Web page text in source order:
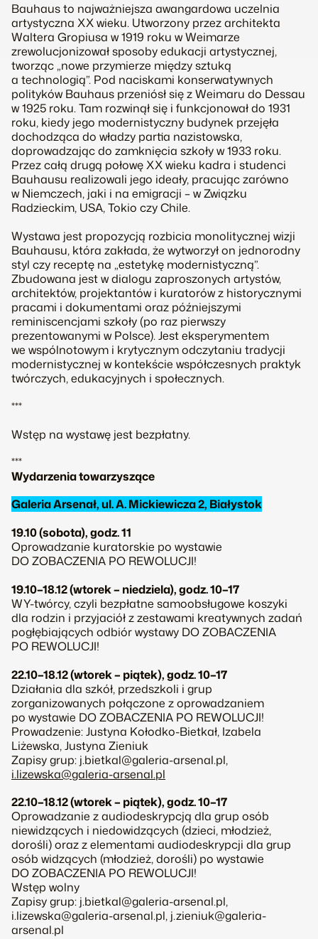
Bauhaus to najważniejsza awangardowa uczelnia
artystyczna XX wieku. Utworzony przez architekta
Waltera Gropiusa w 1919 roku w Weimarze
zrewolucjonizował sposoby edukacji artystycznej,
tworząc „nowe przymierze między sztuką
a technologią”. Pod naciskami konserwatywnych
polityków Bauhaus przeniósł się z Weimaru do Dessau
w 1925 roku. Tam rozwinął się i funkcjonował do 1931
roku, kiedy jego modernistyczny budynek przejęła
dochodząca do władzy partia nazistowska,
doprowadzając do zamknięcia szkoły w 1933 roku.
Przez całą drugą połowę XX wieku kadra i studenci
Bauhausu realizowali jego ideały, pracując zarówno
w Niemczech, jaki i na emigracji – w Związku
Radzieckim, USA, Tokio czy Chile.
Wystawa jest propozycją rozbicia monolitycznej wizji
Bauhausu, która zakłada, że wytworzył on jednorodny
styl czy receptę na „estetykę modernistyczną”.
Zbudowana jest w dialogu zaproszonych artystów,
architektów, projektantów i kuratorów z historycznymi
pracami i dokumentami oraz późniejszymi
reminiscencjami szkoły (po raz pierwszy
prezentowanymi w Polsce). Jest eksperymentem
we wspólnotowym i krytycznym odczytaniu tradycji
modernistycznej w kontekście współczesnych praktyk
twórczych, edukacyjnych i społecznych.
***
Wstęp na wystawę jest bezpłatny.
***
Wydarzenia towarzyszące
Galeria Arsenał, ul. A. Mickiewicza 2, Białystok
19.10 (sobota), godz. 11
Oprowadzanie kuratorskie po wystawie
DO ZOBACZENIA PO REWOLUCJI!
19.10–18.12 (wtorek – niedziela), godz. 10–17
WY-twórcy, czyli bezpłatne samoobsługowe koszyki
dla rodzin i przyjaciół z zestawami kreatywnych zadań
pogłębiających odbiór wystawy DO ZOBACZENIA
PO REWOLUCJI!
22.10–18.12 (wtorek – piątek), godz. 10–17
Działania dla szkół, przedszkoli i grup
zorganizowanych połączone z oprowadzaniem
po wystawie DO ZOBACZENIA PO REWOLUCJI!
Prowadzenie: Justyna Kołodko-Bietkał, Izabela
Liżewska, Justyna Zieniuk
Zapisy grup: j.bietkal@galeria-arsenal.pl,
i.lizewska@galeria-arsenal.pl
22.10–18.12 (wtorek – piątek), godz. 10–17
Oprowadzanie z audiodeskrypcją dla grup osób
niewidzących i niedowidzących (dzieci, młodzież,
dorośli) oraz z elementami audiodeskrypcji dla grup
osób widzących (młodzież, dorośli) po wystawie
DO ZOBACZENIA PO REWOLUCJI!
Wstęp wolny
Zapisy grup: j.bietkal@galeria-arsenal.pl,
i.lizewska@galeria-arsenal.pl, j.zieniuk@galeria-
arsenal.pl